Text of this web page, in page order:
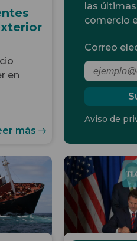
en
más
las
comercio
Correo
Aviso de